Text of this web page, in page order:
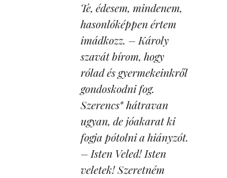
Te, édesem, mindenem,
hasonlóképpen értem
imádkozz. – Károly
szavát bírom, hogy
rólad és gyermekeinkről
gondoskodni fog.
Szerencs* hátravan
ugyan, de jóakarat ki
fogja pótolni a hiányzót.
– Isten Veled! Isten
veletek! Szeretném